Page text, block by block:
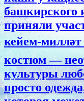
башкирского
приняли
кейем-
костюм —
культуры
просто